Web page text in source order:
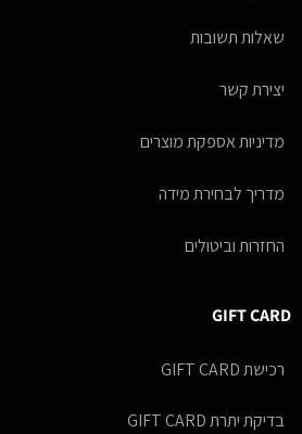
שאלות תשובות
יצירת קשר
מדיניות אספקת מוצרים
מדריך לבחירת מידה
החזרות וביטולים
GIFT CARD
רכישת GIFT CARD
בדיקת יתרת GIFT CARD